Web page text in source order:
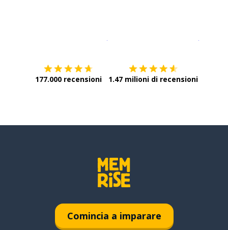
177.000 recensioni 1.47 milioni di recensioni
Comincia a imparare